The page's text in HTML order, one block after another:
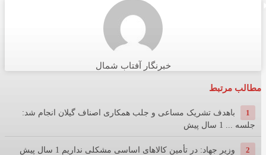
خبرنگار آفتاب شمال
مطالب مرتبط
باهدف تشریک مساعی و جلب همکاری اصناف گیلان انجام شد:
جلسه ...1 سال پیش
وزیر جهاد: در تأمین کالاهای اساسی مشکلی نداریم1 سال پیش